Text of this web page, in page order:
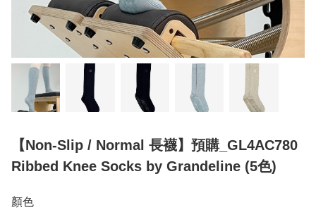
【Non-Slip / Normal 長襪】預購_GL4AC780
Ribbed Knee Socks by Grandeline (5色)
顏色